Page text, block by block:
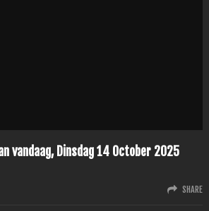
vandaag, Dinsdag 14 October 2025
SHARE